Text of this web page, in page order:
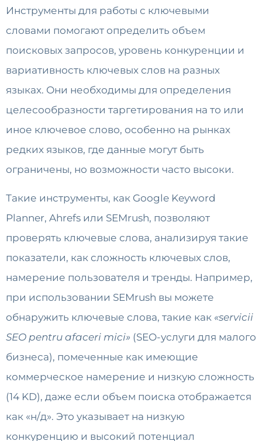
Инструменты для работы с ключевыми
словами помогают определить объем
поисковых запросов, уровень конкуренции и
вариативность ключевых слов на разных
языках. Они необходимы для определения
целесообразности таргетирования на то или
иное ключевое слово, особенно на рынках
редких языков, где данные могут быть
ограничены, но возможности часто высоки.
Такие инструменты, как Google Keyword
Planner, Ahrefs или SEMrush, позволяют
проверять ключевые слова, анализируя такие
показатели, как сложность ключевых слов,
намерение пользователя и тренды. Например,
при использовании SEMrush вы можете
обнаружить ключевые слова, такие как «servicii
SEO pentru afaceri mici» (SEO-услуги для малого
бизнеса), помеченные как имеющие
коммерческое намерение и низкую сложность
(14 KD), даже если объем поиска отображается
как «н/д». Это указывает на низкую
конкуренцию и высокий потенциал